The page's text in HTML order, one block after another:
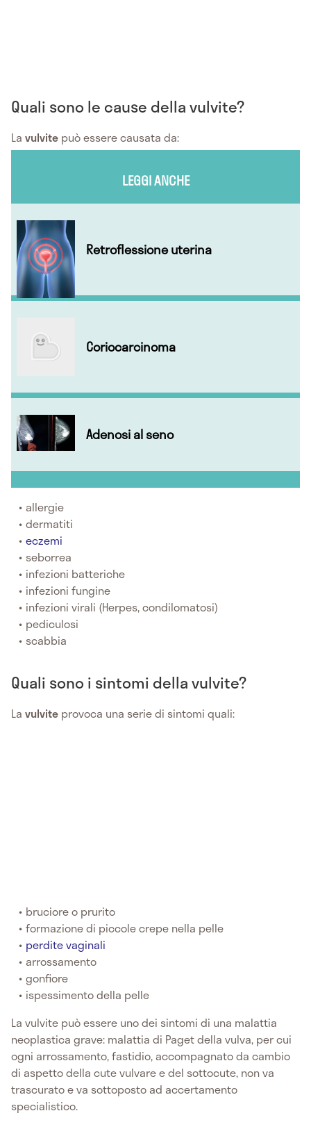
Quali sono le cause della vulvite?
La vulvite può essere causata da:
LEGGI ANCHE
Retroflessione uterina
Coriocarcinoma
Adenosi al seno
allergie
dermatiti
eczemi
seborrea
infezioni batteriche
infezioni fungine
infezioni virali (Herpes, condilomatosi)
pediculosi
scabbia
Quali sono i sintomi della vulvite?
La vulvite provoca una serie di sintomi quali:
bruciore o prurito
formazione di piccole crepe nella pelle
perdite vaginali
arrossamento
gonfiore
ispessimento della pelle
La vulvite può essere uno dei sintomi di una malattia
neoplastica grave: malattia di Paget della vulva, per cui
ogni arrossamento, fastidio, accompagnato da cambio
di aspetto della cute vulvare e del sottocute, non va
trascurato e va sottoposto ad accertamento
specialistico.